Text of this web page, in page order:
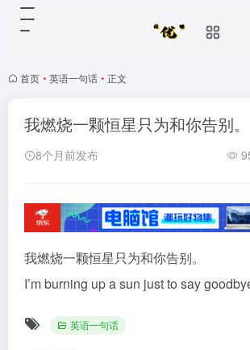
首页 • 英语一句话 • 正文
我燃烧一颗恒星只为和你告别。
8个月前发布
我燃烧一颗恒星只为和你告别。
I’m burning up a sun just to say
英语一句话